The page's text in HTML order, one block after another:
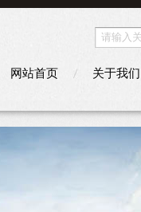
网站首页 关于我们